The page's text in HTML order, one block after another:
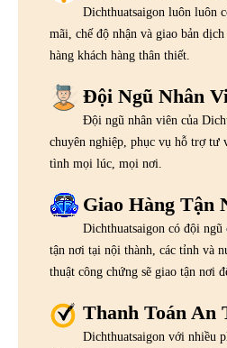
Dichthuatsaigon luôn luôn
mãi, chế độ nhận và giao bản
hàng khách hàng thân thiết.
Đội Ngũ Nhân
Đội ngũ nhân viên của
chuyên nghiệp, phục vụ hỗ trợ tư
tình mọi lúc, mọi nơi.
Giao Hàng Tận
Dichthuatsaigon có đội ngũ
tận nơi tại nội thành, các tỉnh và
thuật công chứng sẽ giao tận nơi
Thanh Toán An
Dichthuatsaigon với nhiều